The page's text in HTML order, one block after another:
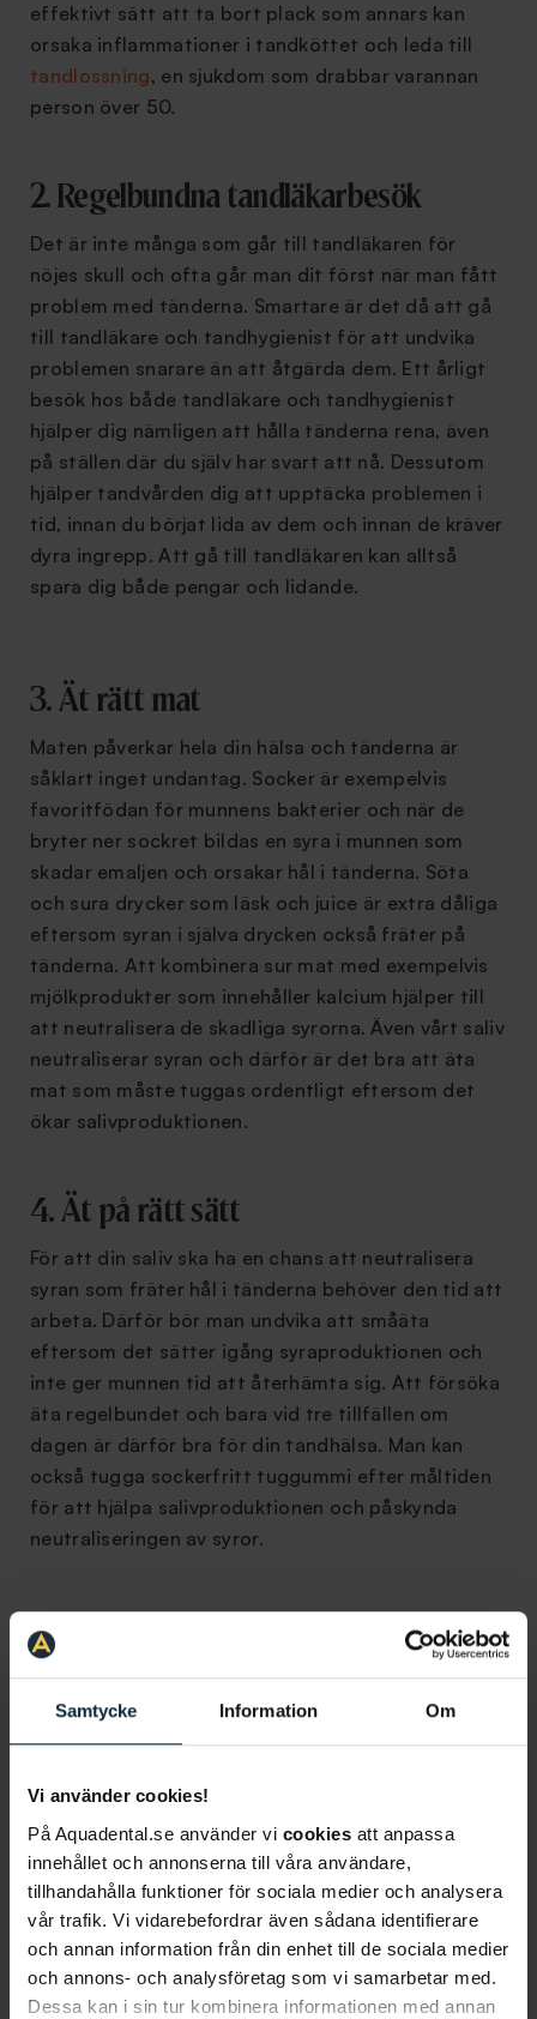
Samtycke Information Om
Vi använder cookies!
På Aquadental.se använder vi cookies att anpassa
innehållet och annonserna till våra användare,
tillhandahålla funktioner för sociala medier och analysera
vår trafik. Vi vidarebefordrar även sådana identifierare
och annan information från din enhet till de sociala medier
och annons- och analysföretag som vi samarbetar med.
Dessa kan i sin tur kombinera informationen med annan
effektivt sätt att ta bort plack som annars kan
orsaka inflammationer i tandköttet och leda till
tandlossning, en sjukdom som drabbar varannan
person över 50.
2. Regelbundna tandläkarbesök
Det är inte många som går till tandläkaren för
nöjes skull och ofta går man dit först när man fått
problem med tänderna. Smartare är det då att gå
till tandläkare och tandhygienist för att undvika
problemen snarare än att åtgärda dem. Ett årligt
besök hos både tandläkare och tandhygienist
hjälper dig nämligen att hålla tänderna rena, även
på ställen där du själv har svart att nå. Dessutom
hjälper tandvården dig att upptäcka problemen i
tid, innan du börjat lida av dem och innan de kräver
dyra ingrepp. Att gå till tandläkaren kan alltså
spara dig både pengar och lidande.
3. Ät rätt mat
Maten påverkar hela din hälsa och tänderna är
såklart inget undantag. Socker är exempelvis
favoritfödan för munnens bakterier och när de
bryter ner sockret bildas en syra i munnen som
skadar emaljen och orsakar hål i tänderna. Söta
och sura drycker som läsk och juice är extra dåliga
eftersom syran i själva drycken också fräter på
tänderna. Att kombinera sur mat med exempelvis
mjölkprodukter som innehåller kalcium hjälper till
att neutralisera de skadliga syrorna. Även vårt saliv
neutraliserar syran och därför är det bra att äta
mat som måste tuggas ordentligt eftersom det
ökar salivproduktionen.
4. Ät på rätt sätt
För att din saliv ska ha en chans att neutralisera
syran som fräter hål i tänderna behöver den tid att
arbeta. Därför bör man undvika att småäta
eftersom det sätter igång syraproduktionen och
inte ger munnen tid att återhämta sig. Att försöka
äta regelbundet och bara vid tre tillfällen om
dagen är därför bra för din tandhälsa. Man kan
också tugga sockerfritt tuggummi efter måltiden
för att hjälpa salivproduktionen och påskynda
neutraliseringen av syror.
5. Sluta röka och snusa
Snus och cigaretter påverkar din mun på ett flertal
sätt. Det första många märker är att tänderna
missfärgas och att andedräkten blir sämre.
mellan tobak och cancer i munhålan. Både
cigaretter och snus har dessutom en negativ
inverkan på tandköttet. Rökare löper exempelvis
tre till fem gånger så stor risk att drabbas av
tandlossning.
Vill du boka tid eller har du frågor?